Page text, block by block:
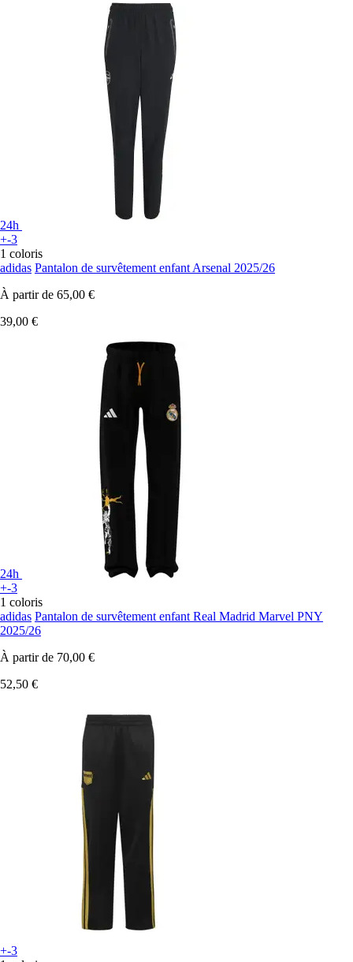
24h
+-3
1 coloris
adidas Pantalon de survêtement enfant Arsenal 2025/26
À partir de 65,00 €
39,00 €
24h
+-3
1 coloris
adidas Pantalon de survêtement enfant Real Madrid Marvel PNY
2025/26
À partir de 70,00 €
52,50 €
+-3